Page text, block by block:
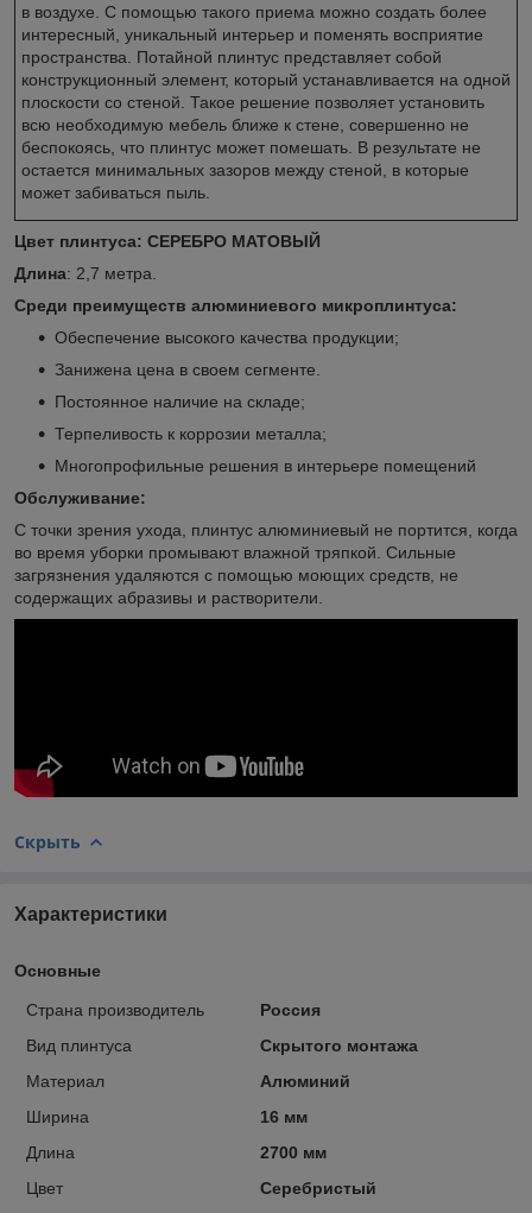
в воздухе. С помощью такого приема можно создать более
интересный, уникальный интерьер и поменять восприятие
пространства. Потайной плинтус представляет собой
конструкционный элемент, который устанавливается на одной
плоскости со стеной. Такое решение позволяет установить
всю необходимую мебель ближе к стене, совершенно не
беспокоясь, что плинтус может помешать. В результате не
остается минимальных зазоров между стеной, в которые
может забиваться пыль.
Цвет плинтуса: СЕРЕБРО МАТОВЫЙ
Длина: 2,7 метра.
Среди преимуществ алюминиевого микроплинтуса:
Обеспечение высокого качества продукции;
Занижена цена в своем сегменте.
Постоянное наличие на складе;
Терпеливость к коррозии металла;
Многопрофильные решения в интерьере помещений
Обслуживание:
С точки зрения ухода, плинтус алюминиевый не портится, когда
во время уборки промывают влажной тряпкой. Сильные
загрязнения удаляются с помощью моющих средств, не
содержащих абразивы и растворители.
Скрыть
Характеристики
Основные
Страна производитель
Россия
Вид плинтуса
Скрытого монтажа
Материал
Алюминий
Ширина
16 мм
Длина
2700 мм
Цвет
Серебристый